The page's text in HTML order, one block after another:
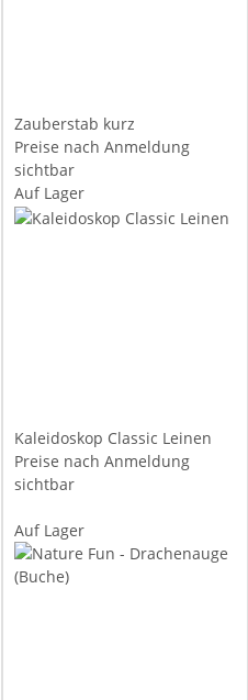
Zauberstab kurz
Preise nach Anmeldung
sichtbar
Auf Lager
Kaleidoskop Classic Leinen
Preise nach Anmeldung
sichtbar
Auf Lager